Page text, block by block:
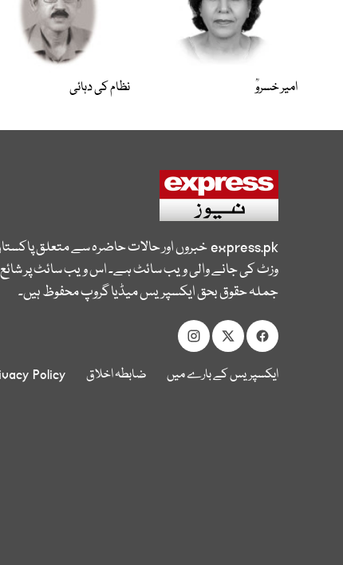
امیر خسروؒ نظام کی دہائی
express.pkخبروں اور حالات حاضرہ سے متعلق
وزٹ کی جانے والی ویب سائٹ ہے۔ اس ویب سائٹ پر
جملہ حقوق بحق ایکسپریس میڈیا گروپ محفوظ ہیں۔
ایکسپریس کے بارے میں ضابطہ اخلاق Policy